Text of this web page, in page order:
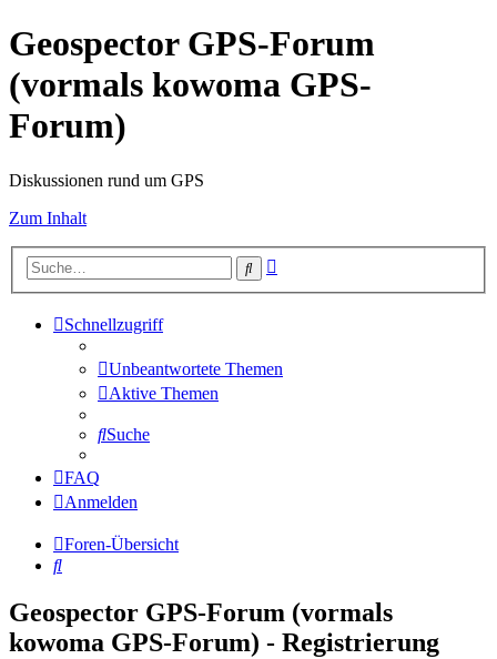
Geospector GPS-Forum
(vormals kowoma GPS-
Forum)
Diskussionen rund um GPS
Zum Inhalt
Suche
Schnellzugriff
Unbeantwortete Themen
Aktive Themen
Suche
FAQ
Anmelden
Foren-Übersicht
Suche
Geospector GPS-Forum (vormals
kowoma GPS-Forum) - Registrierung